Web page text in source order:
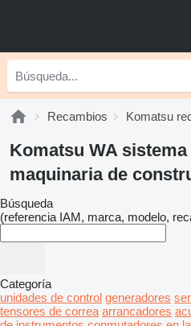
Recambios Komatsu
Komatsu WA
maquinaria de
Búsqueda
(referencia IAM, marca, modelo,
Categoría
unidades de control generadores
tensores de correa arrancadores